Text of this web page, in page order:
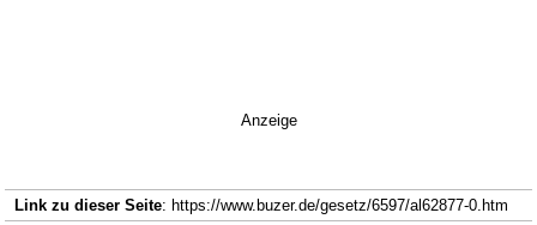
Anzeige
Link zu dieser Seite: https://www.buzer.de/gesetz/6597/al62877-0.htm